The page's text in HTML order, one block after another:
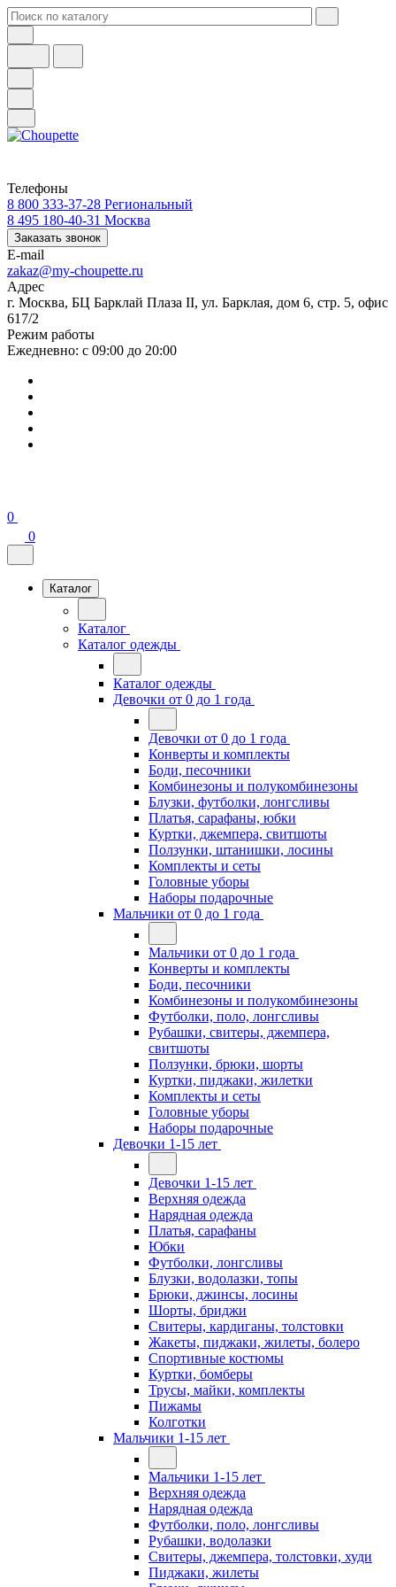
Телефоны
8 800 333-37-28 Региональный
8 495 180-40-31 Москва
Заказать звонок
E-mail
zakaz@my-choupette.ru
Адрес
г. Москва, БЦ Барклай Плаза II, ул. Барклая, дом 6, стр. 5, офис
617/2
Режим работы
Ежедневно: с 09:00 до 20:00
0
0
Каталог
Каталог
Каталог одежды
Каталог одежды
Девочки от 0 до 1 года
Девочки от 0 до 1 года
Конверты и комплекты
Боди, песочники
Комбинезоны и полукомбинезоны
Блузки, футболки, лонгсливы
Платья, сарафаны, юбки
Куртки, джемпера, свитшоты
Ползунки, штанишки, лосины
Комплекты и сеты
Головные уборы
Наборы подарочные
Мальчики от 0 до 1 года
Мальчики от 0 до 1 года
Конверты и комплекты
Боди, песочники
Комбинезоны и полукомбинезоны
Футболки, поло, лонгсливы
Рубашки, свитеры, джемпера,
свитшоты
Ползунки, брюки, шорты
Куртки, пиджаки, жилетки
Комплекты и сеты
Головные уборы
Наборы подарочные
Девочки 1-15 лет
Девочки 1-15 лет
Верхняя одежда
Нарядная одежда
Платья, сарафаны
Юбки
Футболки, лонгсливы
Блузки, водолазки, топы
Брюки, джинсы, лосины
Шорты, бриджи
Свитеры, кардиганы, толстовки
Жакеты, пиджаки, жилеты, болеро
Спортивные костюмы
Куртки, бомберы
Трусы, майки, комплекты
Пижамы
Колготки
Мальчики 1-15 лет
Мальчики 1-15 лет
Верхняя одежда
Нарядная одежда
Футболки, поло, лонгсливы
Рубашки, водолазки
Свитеры, джемпера, толстовки, худи
Пиджаки, жилеты